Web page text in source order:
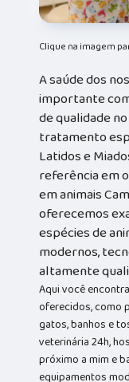
Clique na imagem
A saúde dos
importante
de qualidade
tratamento
Latidos e
referência em
em animais
oferecemos
espécies de
modernos,
altamente
Aqui você
oferecidos, como
gatos, banhos e
veterinária 24h,
próximo a mim e
equipamentos